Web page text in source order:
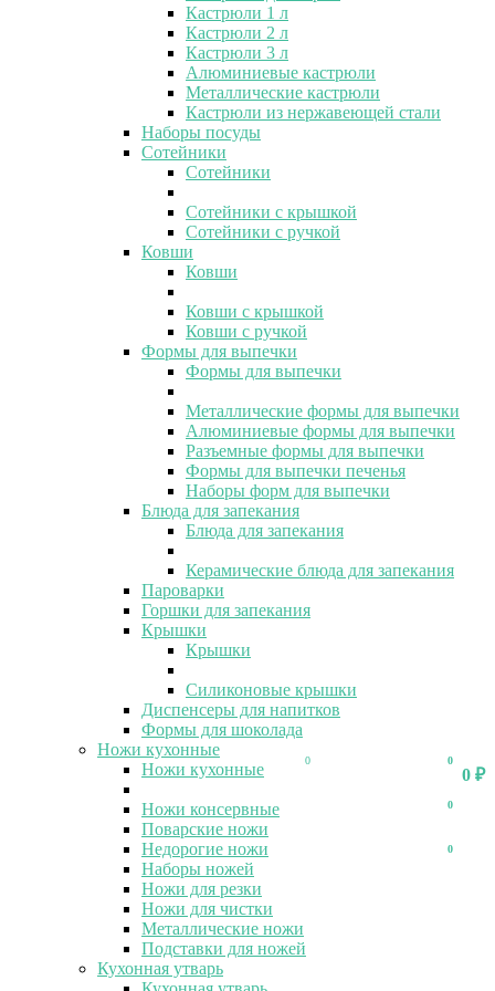
0
0 ₽
0
0
0
Кастрюли 1 л
Кастрюли 2 л
Кастрюли 3 л
Алюминиевые кастрюли
Металлические кастрюли
Кастрюли из нержавеющей стали
Наборы посуды
Сотейники
Сотейники
Сотейники с крышкой
Сотейники с ручкой
Ковши
Ковши
Ковши с крышкой
Ковши с ручкой
Формы для выпечки
Формы для выпечки
Металлические формы для выпечки
Алюминиевые формы для выпечки
Разъемные формы для выпечки
Формы для выпечки печенья
Наборы форм для выпечки
Блюда для запекания
Блюда для запекания
Керамические блюда для запекания
Пароварки
Горшки для запекания
Крышки
Крышки
Силиконовые крышки
Диспенсеры для напитков
Формы для шоколада
Ножи кухонные
Ножи кухонные
Ножи консервные
Поварские ножи
Недорогие ножи
Наборы ножей
Ножи для резки
Ножи для чистки
Металлические ножи
Подставки для ножей
Кухонная утварь